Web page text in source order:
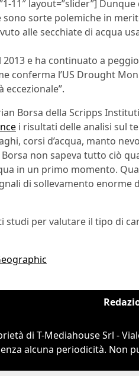
11″ layout=”slider”]
sorte polemiche in
alle secchiate di acqua
e ha continuato a
conferma l’US Drought
eccezionale”.
Borsa della Scripps
i risultati delle analisi sul
corsi d’acqua, manto
non sapeva tutto ciò
in un primo momento.
di sollevamento enorme
per valutare il tipo di
di T-Mediahouse Srl -
alcuna periodicità. Non